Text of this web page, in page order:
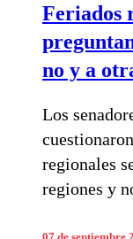
Feriados
no y a
Los
regionales
regiones y